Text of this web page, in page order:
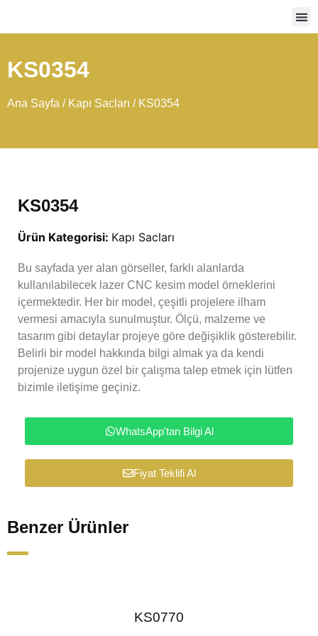
KS0354
Ana Sayfa / Kapı Sacları / KS0354
KS0354
Ürün Kategorisi: Kapı Sacları
Bu sayfada yer alan görseller, farklı alanlarda
kullanılabilecek lazer CNC kesim model örneklerini
içermektedir. Her bir model, çeşitli projelere ilham
vermesi amacıyla sunulmuştur. Ölçü, malzeme ve
tasarım gibi detaylar projeye göre değişiklik gösterebilir.
Belirli bir model hakkında bilgi almak ya da kendi
projenize uygun özel bir çalışma talep etmek için lütfen
bizimle iletişime geçiniz.
WhatsApp'tan Bilgi Al
Fiyat Teklifi Al
Benzer Ürünler
KS0770